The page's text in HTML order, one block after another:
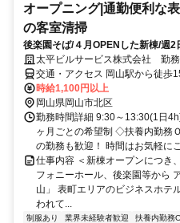
オープニング|通勤便利な
の客室清掃
後楽園そば/４月OPENした新棟/週2
太平ビルサービス株式会社 勤
交通・アクセス 岡山駅から徒歩
分
時給1,100円以上
岡山県岡山市北区
勤務時間詳細 9:30～13:30(1日
ヶ月ごとの希望制 ◇扶養内勤務
の勤務も歓迎！ 時間はお気軽に
仕事内容 ＜新棟オープンにつき
フォニーホール、後楽園等から
山」 表町エリアのビジネスホテ
われて...
制服あり 業界未経験者歓迎 扶養内勤務